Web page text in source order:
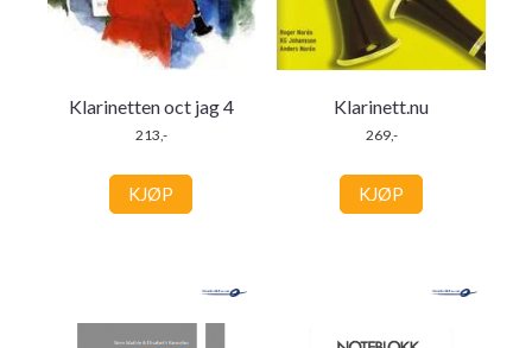
Klarinetten oct jag 4
213,-
KJØP
Klarinett.nu
269,-
KJØP